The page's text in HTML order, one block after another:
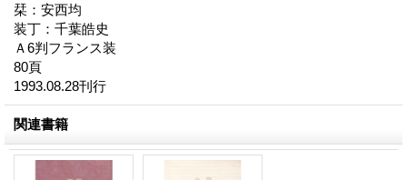
栞：安西均
装丁：千葉皓史
Ａ6判フランス装
80頁
1993.08.28刊行
関連書籍